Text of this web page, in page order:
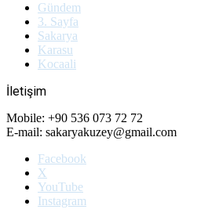
Gündem
3. Sayfa
Sakarya
Karasu
Kocaali
İletişim
Mobile: +90 536 073 72 72
E-mail: sakaryakuzey@gmail.com
Facebook
X
YouTube
Instagram